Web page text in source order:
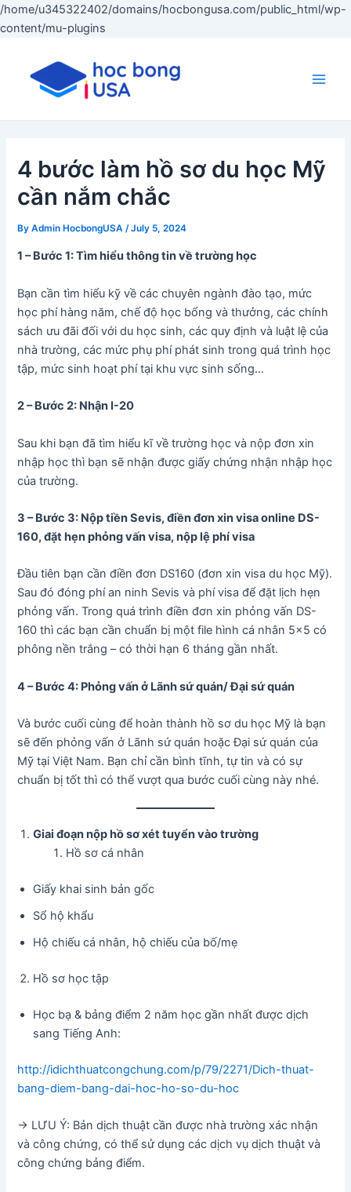
/home/u345322402/domains/hocbongusa.com/public_html/wp-
content/mu-plugins
content
4 bước làm hồ sơ du học Mỹ
cần nắm chắc
ByAdmin HocbongUSA/July 5, 2024
1 – Bước 1: Tìm hiểu thông tin về trường học
Bạn cần tìm hiểu kỹ về các chuyên ngành đào tạo, mức
học phí hàng năm, chế độ học bổng và thưởng, các chính
sách ưu đãi đối với du học sinh, các quy định và luật lệ của
nhà trường, các mức phụ phí phát sinh trong quá trình học
tập, mức sinh hoạt phí tại khu vực sinh sống…
2 – Bước 2: Nhận I-20
Sau khi bạn đã tìm hiểu kĩ về trường học và nộp đơn xin
nhập học thì bạn sẽ nhận được giấy chứng nhận nhập học
của trường.
3 – Bước 3: Nộp tiền Sevis, điền đơn xin visa online DS-
160, đặt hẹn phỏng vấn visa, nộp lệ phí visa
Đầu tiên bạn cần điền đơn DS160 (đơn xin visa du học Mỹ).
Sau đó đóng phí an ninh Sevis và phí visa để đặt lịch hẹn
phỏng vấn. Trong quá trình điền đơn xin phỏng vấn DS-
160 thì các bạn cần chuẩn bị một file hình cá nhân 5×5 có
phông nền trắng – có thời hạn 6 tháng gần nhất.
4 – Bước 4: Phỏng vấn ở Lãnh sứ quán/ Đại sứ quán
Và bước cuối cùng để hoàn thành hồ sơ du học Mỹ là bạn
sẽ đến phỏng vấn ở Lãnh sứ quán hoặc Đại sứ quán của
Mỹ tại Việt Nam. Bạn chỉ cần bình tĩnh, tự tin và có sự
chuẩn bị tốt thì có thể vượt qua bước cuối cùng này nhé.
Giai đoạn nộp hồ sơ xét tuyển vào trường
Hồ sơ cá nhân
Giấy khai sinh bản gốc
Sổ hộ khẩu
Hộ chiếu cá nhân, hộ chiếu của bố/mẹ
Hồ sơ học tập
Học bạ & bảng điểm 2 năm học gần nhất được dịch
sang Tiếng Anh:
http://idichthuatcongchung.com/p/79/2271/Dich-thuat-
bang-diem-bang-dai-hoc-ho-so-du-hoc
-> LƯU Ý: Bản dịch thuật cần được nhà trường xác nhận
và công chứng, có thể sử dụng các dịch vụ dịch thuật và
công chứng bảng điểm.